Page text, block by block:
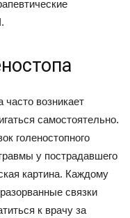
часто возникает
самостоятельно.
голеностопного
у пострадавшего
картина. Каждому
связки
к врачу за